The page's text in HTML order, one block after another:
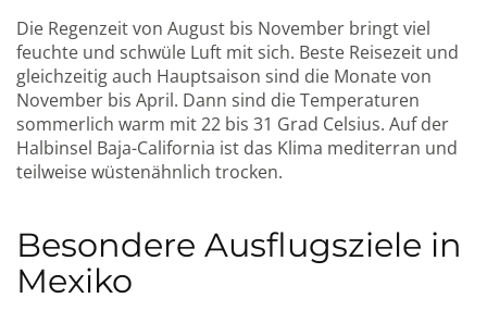
Die Regenzeit von August bis November bringt viel
feuchte und schwüle Luft mit sich. Beste Reisezeit und
gleichzeitig auch Hauptsaison sind die Monate von
November bis April. Dann sind die Temperaturen
sommerlich warm mit 22 bis 31 Grad Celsius. Auf der
Halbinsel Baja-California ist das Klima mediterran und
teilweise wüstenähnlich trocken.
Besondere Ausflugsziele in
Mexiko